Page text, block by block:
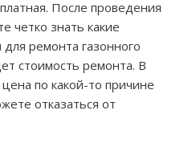
После проведения
четко знать какие
ремонта газонного
стоимость ремонта. В
цена по какой-то причине
отказаться от